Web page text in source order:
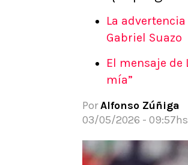
La
Gabriel Suazo
El mensaje de
mía”
PorAlfonso Zúñiga
03/05/2026 - 09:57hs